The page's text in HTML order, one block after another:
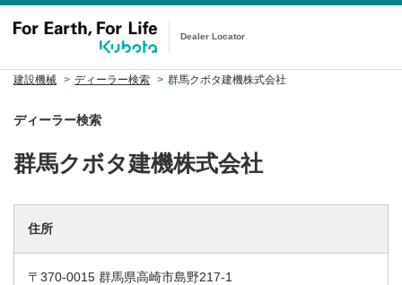
Dealer Locator
建設機械 ディーラー検索 群馬クボタ建機株式会社
ディーラー検索
群馬クボタ建機株式会社
住所
〒370-0015 群馬県高崎市島野217-1